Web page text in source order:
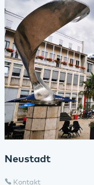
Neustadt
Kontakt